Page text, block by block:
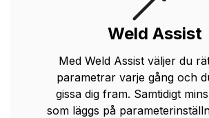
Weld Assist
Med Weld Assist väljer du
parametrar varje gång och
gissa dig fram. Samtidigt
som läggs på